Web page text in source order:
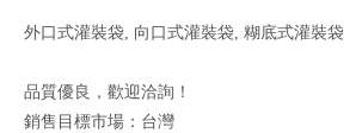
外口式灌裝袋, 向口式灌裝袋, 糊底式灌裝袋
品質優良，歡迎洽詢！
銷售目標市場：台灣